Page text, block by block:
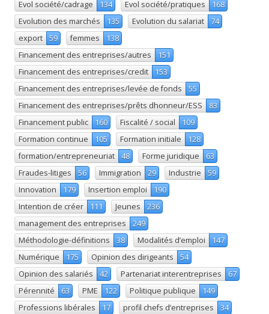
Evol société/cadrage
134 Evol société/pratiques
168
Evolution des marchés
135 Evolution du salariat
74
export
59 femmes
138
Financement des entreprises/autres
151
Financement des entreprises/credit
153
Financement des entreprises/levée de fonds
55
Financement des entreprises/prêts dhonneur/ESS
83
Financement public
160 Fiscalité / social
109
Formation continue
105 Formation initiale
128
formation/entrepreneuriat
48 Forme juridique
63
Fraudes-litiges
56 Immigration 29 Industrie
59
Innovation
179 Insertion emploi
190
Intention de créer
111 Jeunes
236
management des entreprises
249
Méthodologie-définitions
38 Modalités d’emploi
147
Numérique
175 Opinion des dirigeants
54
Opinion des salariés
42 Partenariat interentreprises
67
Pérennité
63 PME 122 Politique publique
149
Professions libérales
17 profil chefs d’entreprises
34